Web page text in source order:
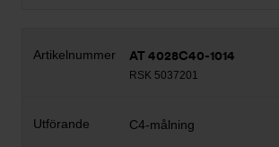
AT 4028C40-1014
RSK 5037201
C4-målning